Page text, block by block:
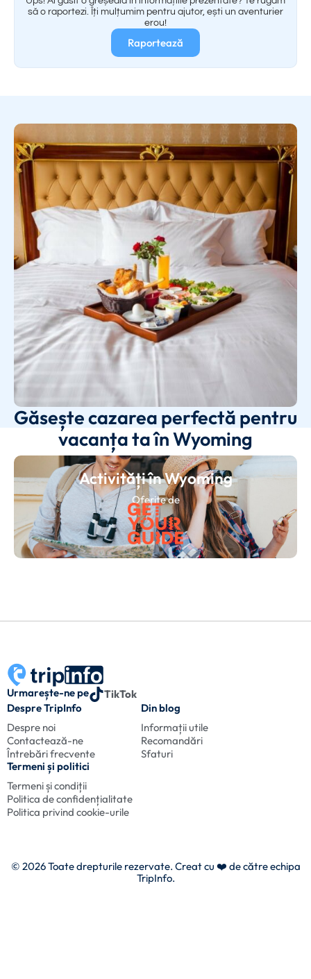
să o raportezi. Îți mulțumim pentru ajutor, ești un aventurier
erou!
Raportează
Găsește cazarea perfectă pentru
vacanța ta în Wyoming
Activități în Wyoming
Oferite de
Urmarește-ne pe
TikTok
Despre TripInfo
Despre noi
Contactează-ne
Întrebări frecvente
Din blog
Informații utile
Recomandări
Sfaturi
Termeni și politici
Termeni și condiții
Politica de confidențialitate
Politica privind cookie-urile
© 2026 Toate drepturile rezervate. Creat cu ❤️ de către echipa
TripInfo.